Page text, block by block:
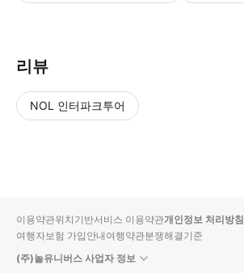
리뷰
NOL 인터파크투어
입니
다.
순
상
이용약관위치기반서비스 이용약관개인정보 처리방침
여행자보험 가입안내여행약관분쟁해결기준
(주)놀유니버스 사업자 정보